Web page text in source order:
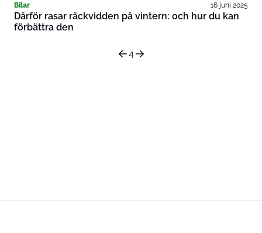
Bilar 16 juni 2025
Därför rasar räckvidden på vintern: och hur du kan
förbättra den
4